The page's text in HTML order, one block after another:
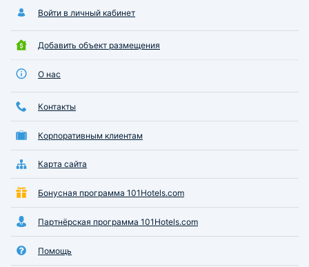
Войти в личный кабинет
Добавить объект размещения
О нас
Контакты
Корпоративным клиентам
Карта сайта
Бонусная программа 101Hotels.com
Партнёрская программа 101Hotels.com
Помощь